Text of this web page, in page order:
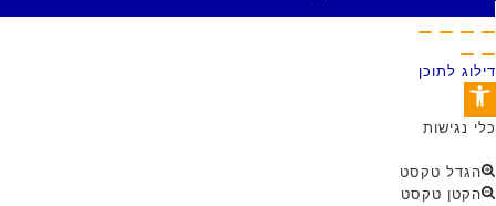
דילוג לתוכן
פתח סרגל נגישות
כלי נגישות
הגדל טקסט
הקטן טקסט